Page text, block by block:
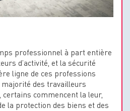
professionnel à part entière
d’activité, et la sécurité
ligne de ces professions
des travailleurs
commencent la leur,
la protection des biens et des